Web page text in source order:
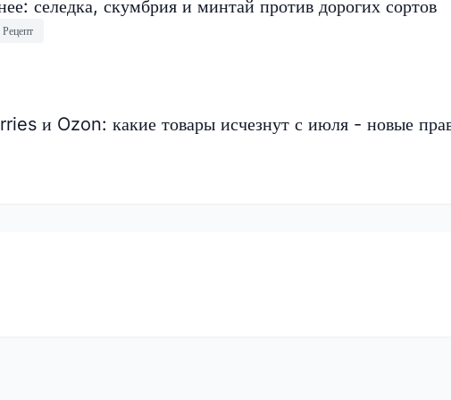
селедка, скумбрия и минтай против дорогих сортов
Рецепт
и Ozon: какие товары исчезнут с июля - новые